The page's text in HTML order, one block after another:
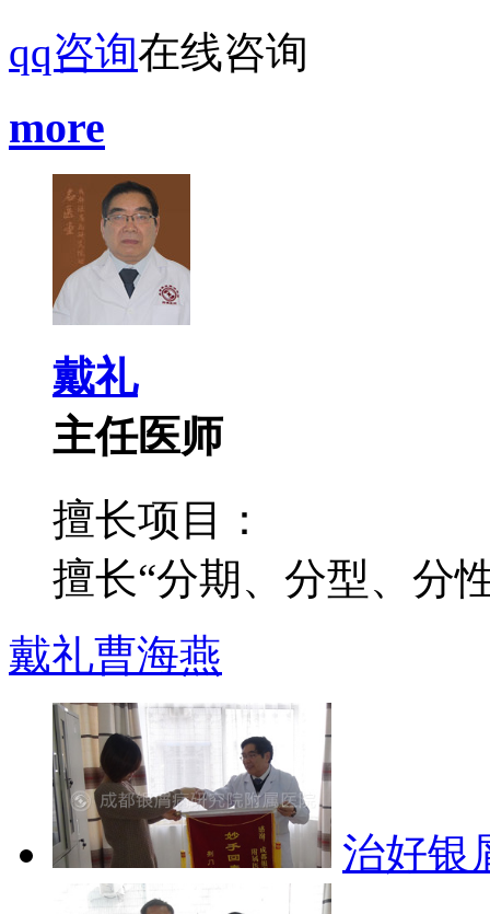
qq咨询在线咨询
more
戴礼
主任医师
擅长项目：
擅长“分期、分型、分
戴礼曹海燕
治好银